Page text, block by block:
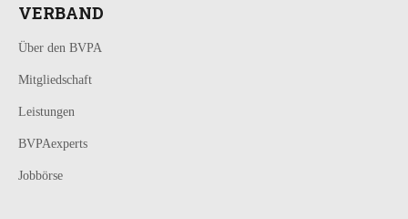
VERBAND
Über den BVPA
Mitgliedschaft
Leistungen
BVPAexperts
Jobbörse